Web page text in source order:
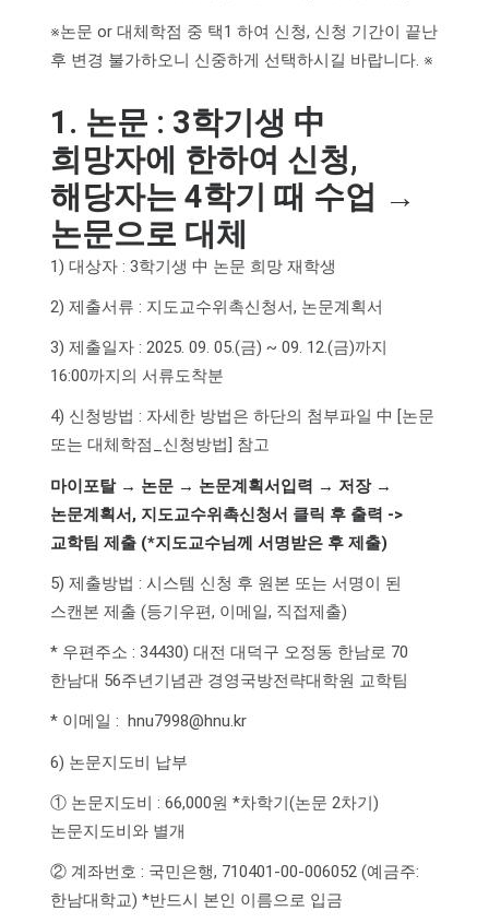
※논문 or 대체학점 중 택1 하여 신청, 신청 기간이 끝난
후 변경 불가하오니 신중하게 선택하시길 바랍니다. ※
1. 논문 : 3학기생 中
희망자에 한하여 신청,
해당자는 4학기 때 수업 →
논문으로 대체
1) 대상자 : 3학기생 中 논문 희망 재학생
2) 제출서류 : 지도교수위촉신청서, 논문계획서
3) 제출일자 : 2025. 09. 05.(금) ~ 09. 12.(금)까지
16:00까지의 서류도착분
4) 신청방법 : 자세한 방법은 하단의 첨부파일 中 [논문
또는 대체학점_신청방법] 참고
마이포탈 → 논문 → 논문계획서입력 → 저장 →
논문계획서, 지도교수위촉신청서 클릭 후 출력 ->
교학팀 제출 (*지도교수님께 서명받은 후 제출)
5) 제출방법 : 시스템 신청 후 원본 또는 서명이 된
스캔본 제출 (등기우편, 이메일, 직접제출)
* 우편주소 : 34430) 대전 대덕구 오정동 한남로 70
한남대 56주년기념관 경영국방전략대학원 교학팀
* 이메일 : hnu7998@hnu.kr
6) 논문지도비 납부
① 논문지도비 : 66,000원 *차학기(논문 2차기)
논문지도비와 별개
② 계좌번호 : 국민은행, 710401-00-006052 (예금주:
한남대학교) *반드시 본인 이름으로 입금